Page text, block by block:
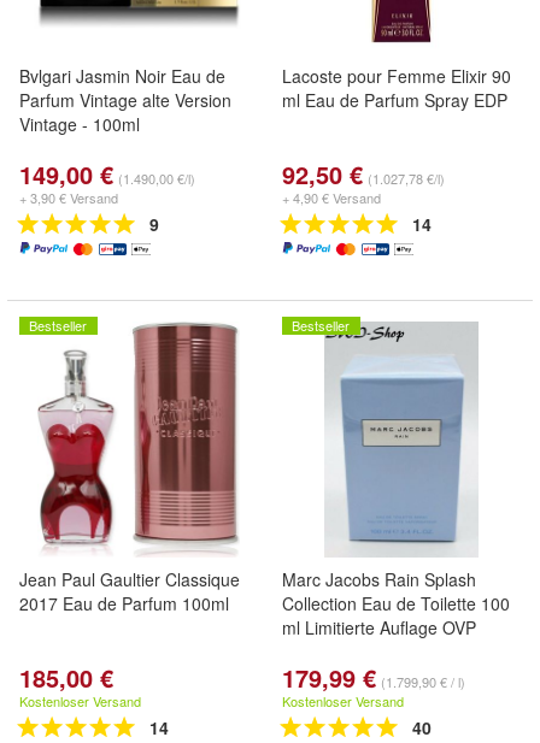
Bvlgari Jasmin Noir Eau de
Parfum Vintage alte Version
Vintage - 100ml
149,00 € (1.490,00 €/l)
+ 3,90 € Versand
9
Lacoste pour Femme Elixir 90
ml Eau de Parfum Spray EDP
92,50 € (1.027,78 €/l)
+ 4,90 € Versand
14
Bestseller
Jean Paul Gaultier Classique
2017 Eau de Parfum 100ml
185,00 €
Kostenloser Versand
14
Bestseller
Marc Jacobs Rain Splash
Collection Eau de Toilette 100
ml Limitierte Auflage OVP
179,99 € (1.799,90 € / l)
Kostenloser Versand
40